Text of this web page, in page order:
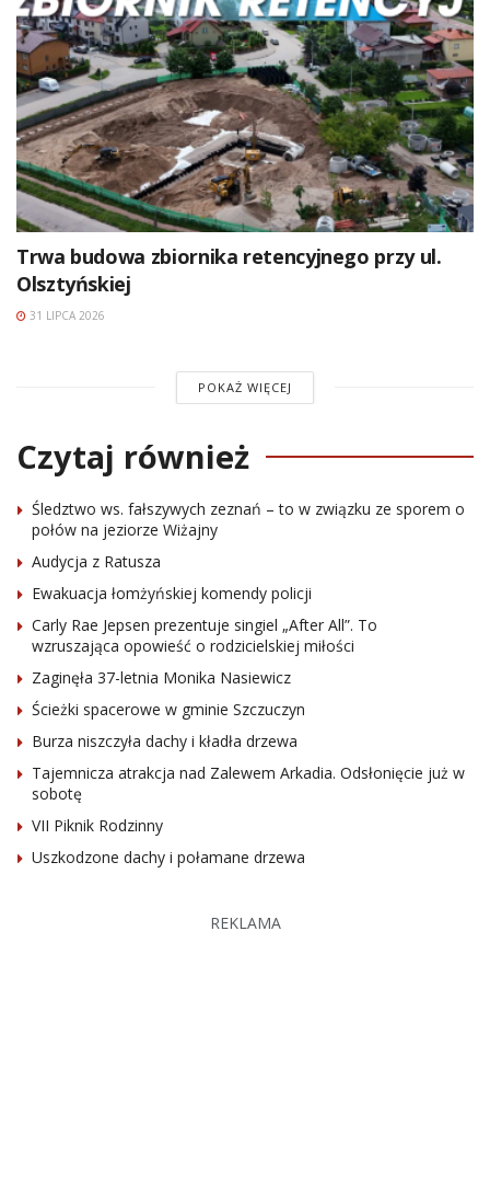
Trwa budowa zbiornika retencyjnego przy ul.
Olsztyńskiej
31 LIPCA 2026
POKAŻ WIĘCEJ
Czytaj również
Śledztwo ws. fałszywych zeznań – to w związku ze sporem o
połów na jeziorze Wiżajny
Audycja z Ratusza
Ewakuacja łomżyńskiej komendy policji
Carly Rae Jepsen prezentuje singiel „After All”. To
wzruszająca opowieść o rodzicielskiej miłości
Zaginęła 37-letnia Monika Nasiewicz
Ścieżki spacerowe w gminie Szczuczyn
Burza niszczyła dachy i kładła drzewa
Tajemnicza atrakcja nad Zalewem Arkadia. Odsłonięcie już w
sobotę
VII Piknik Rodzinny
Uszkodzone dachy i połamane drzewa
REKLAMA